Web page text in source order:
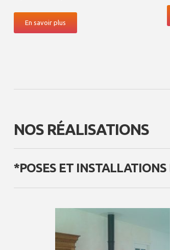
En savoir plus
NOS RÉALISATIONS
*POSES ET